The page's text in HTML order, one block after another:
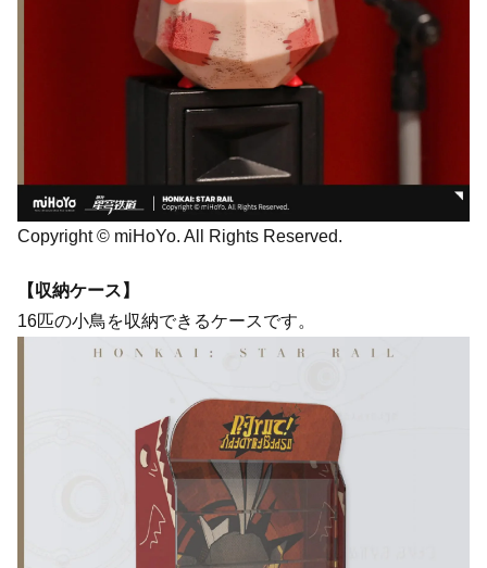
Copyright © miHoYo. All Rights Reserved.
【収納ケース】
16匹の小鳥を収納できるケースです。